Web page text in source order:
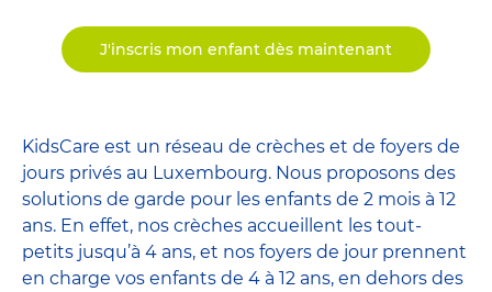
J'inscris mon enfant dès maintenant
KidsCare est un réseau de crèches et de foyers de
jours privés au Luxembourg. Nous proposons des
solutions de garde pour les enfants de 2 mois à 12
ans. En effet, nos crèches accueillent les tout-
petits jusqu’à 4 ans, et nos foyers de jour prennent
en charge vos enfants de 4 à 12 ans, en dehors des